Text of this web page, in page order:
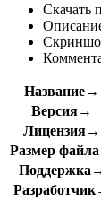
Скачать
Название→
Версия→
Лицензия→
Размер